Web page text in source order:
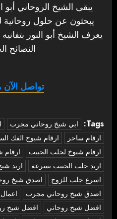
يبقى الشيخ الروحاني أبو
يبحثون عن حلول روحانية
يعرف الشيخ أبو النور
النصائح
تواصل الآن
Tags: ‏ابي شيخ روحاني مجرب
ارقام ساحر
ارقام شيوخ الفك
ارقام شيوخ لجلب الحبيب
ارقام
اريد جلب الحبيب بسرعة
اريد
اسرع جلب للزوج
اصدق شيخ
اصدق شيخ روحاني مجرب
افضل شيخ روحاني
افضل شيخ